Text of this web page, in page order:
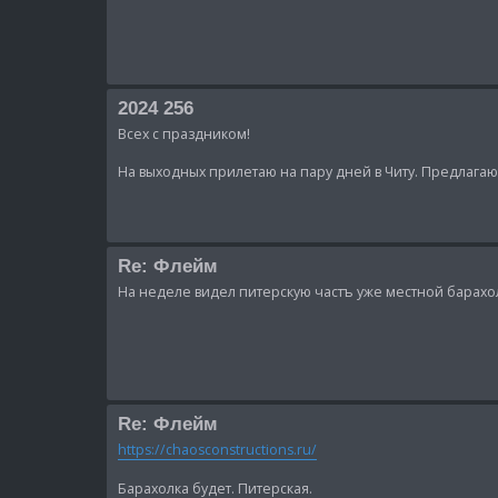
2024 256
Всех с праздником!
На выходных прилетаю на пару дней в Читу. Предлагаю
Re: Флейм
На неделе видел питерскую частъ уже местной
Re: Флейм
https://chaosconstructions.ru/
Барахолка будет. Питерская.